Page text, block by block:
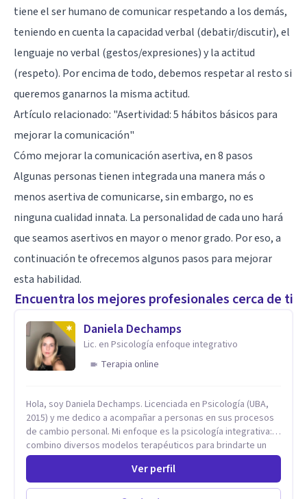
tiene el ser humano de comunicar respetando a los demás,
teniendo en cuenta la capacidad verbal (debatir/discutir), el
lenguaje no verbal (gestos/expresiones) y la actitud
(respeto). Por encima de todo, debemos respetar al resto si
queremos ganarnos la misma actitud.
Artículo relacionado: "Asertividad: 5 hábitos básicos para
mejorar la comunicación"
Cómo mejorar la comunicación asertiva, en 8 pasos
Algunas personas tienen integrada una manera más o
menos asertiva de comunicarse, sin embargo, no es
ninguna cualidad innata. La personalidad de cada uno hará
que seamos asertivos en mayor o menor grado. Por eso, a
continuación te ofrecemos algunos pasos para mejorar
esta habilidad.
Encuentra los mejores profesionales cerca de ti
Daniela Dechamps
Lic. en Psicología enfoque integrativo
Terapia online
Hola, soy Daniela Dechamps. Licenciada en Psicología (UBA,
2015) y me dedico a acompañar a personas en sus procesos
de cambio personal. Mi enfoque es la psicología integrativa:
combino diversos modelos terapéuticos para brindarte un
espacio humano, seguro y libre de juicios, donde construimos
juntas las herramientas prácticas que necesitas para tu
bienestar en el día a día. Aunque mi formación inicial es en
Ver perfil